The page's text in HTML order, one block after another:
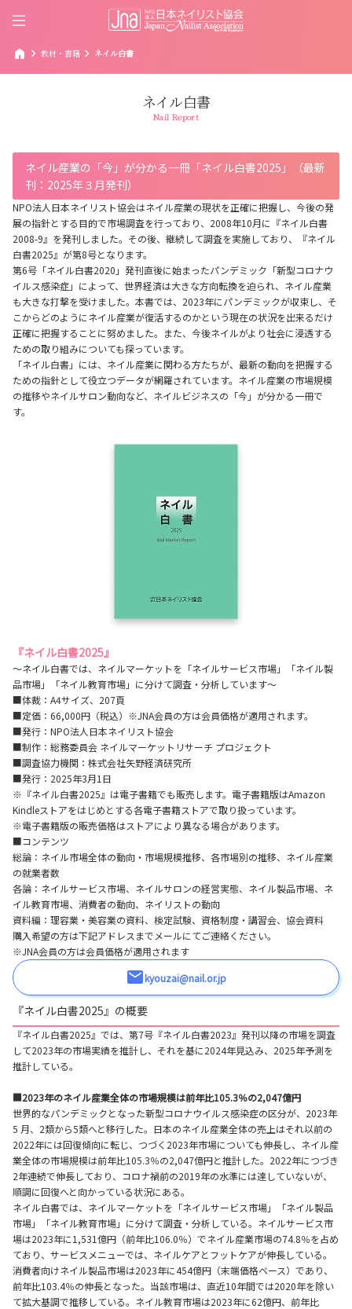
home chevron_right 教材・書籍 chevron_right ネイル白書
ネイル白書
Nail Report
ネイル産業の「今」が分かる一冊「ネイル白書2025」（最新
刊：2025年３月発刊）
NPO法人日本ネイリスト協会はネイル産業の現状を正確に把握し、今後の発
展の指針とする目的で市場調査を行っており、2008年10月に『ネイル白書
2008-9』を発刊しました。その後、継続して調査を実施しており、『ネイル
白書2025』が第8号となります。
第6号「ネイル白書2020」発刊直後に始まったパンデミック「新型コロナウ
イルス感染症」によって、世界経済は大きな方向転換を迫られ、ネイル産業
も大きな打撃を受けました。本書では、2023年にパンデミックが収束し、そ
こからどのようにネイル産業が復活するのかという現在の状況を出来るだけ
正確に把握することに努めました。また、今後ネイルがより社会に浸透する
ための取り組みについても探っています。
「ネイル白書」には、ネイル産業に関わる方たちが、最新の動向を把握する
ための指針として役立つデータが網羅されています。ネイル産業の市場規模
の推移やネイルサロン動向など、ネイルビジネスの「今」が分かる一冊で
す。
『ネイル白書2025』
～ネイル白書では、ネイルマーケットを「ネイルサービス市場」「ネイル製
品市場」「ネイル教育市場」に分けて調査・分析しています～
■体裁：A4サイズ、207頁
■定価：66,000円（税込）※JNA会員の方は会員価格が適用されます。
■発行：NPO法人日本ネイリスト協会
■制作：総務委員会 ネイルマーケットリサーチ プロジェクト
■調査協力機関：株式会社矢野経済研究所
■発行：2025年3月1日
※『ネイル白書2025』は電子書籍でも販売します。電子書籍版はAmazon
Kindleストアをはじめとする各電子書籍ストアで取り扱っています。
※電子書籍版の販売価格はストアにより異なる場合があります。
■コンテンツ
総論：ネイル市場全体の動向・市場規模推移、各市場別の推移、ネイル産業
の就業者数
各論：ネイルサービス市場、ネイルサロンの経営実態、ネイル製品市場、ネ
イル教育市場、消費者の動向、ネイリストの動向
資料編：理容業・美容業の資料、検定試験、資格制度・講習会、協会資料
購入希望の方は下記アドレスまでメールにてご連絡ください。
※JNA会員の方は会員価格が適用されます
kyouzai@nail.or.jp
『ネイル白書2025』の概要
『ネイル白書2025』では、第7号『ネイル白書2023』発刊以降の市場を調査
して2023年の市場実績を推計し、それを基に2024年見込み、2025年予測を
推計している。
■2023年のネイル産業全体の市場規模は前年比105.3％の2,047億円
世界的なパンデミックとなった新型コロナウイルス感染症の区分が、2023年
5 ⽉、2類から5類へと移⾏した。⽇本のネイル産業全体の売上はそれ以前の
2022年には回復傾向に転じ、つづく2023年市場についても伸⻑し、ネイル産
業全体の市場規模は前年⽐105.3％の2,047億円と推計した。2022年につづき
2年連続で伸長しており、コロナ禍前の2019年の水準には達していないが、
順調に回復へと向かっている状況にある。
ネイル白書では、ネイルマーケットを「ネイルサービス市場」「ネイル製品
市場」「ネイル教育市場」に分けて調査・分析している。ネイルサービス市
場は2023年に1,531億円（前年比106.0％）でネイル産業市場の74.8％を占め
ており、サービスメニューでは、ネイルケアとフットケアが伸長している。
消費者向けネイル製品市場は2023年に454億円（末端価格ベース）であり、
前年比103.4％の伸長となった。当該市場は、直近10年間では2020年を除い
て拡大基調で推移している。ネイル教育市場は2023年に62億円、前年比